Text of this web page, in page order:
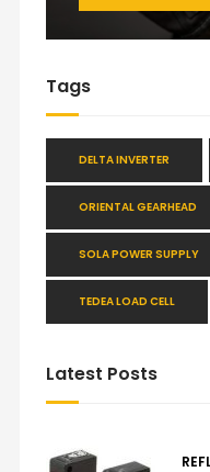
Tags
DELTA INVERTER
ORIENTAL GEARHEAD
SOLA POWER SUPPLY
TEDEA LOAD CELL
Latest Posts